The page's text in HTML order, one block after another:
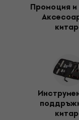
Промоция и